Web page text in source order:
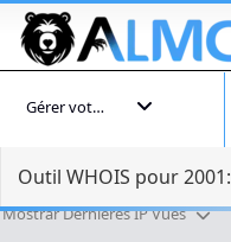
Gérer votre compte
Mostrar Dernières IP Vues